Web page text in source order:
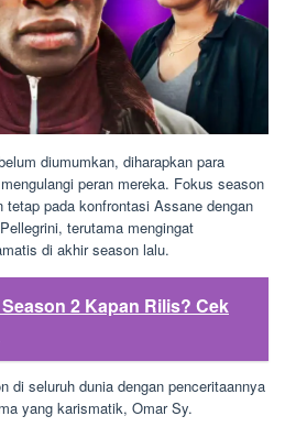
diumumkan, diharapkan para
peran mereka. Fokus season
tetap pada konfrontasi Assane dengan
terutama mengingat
di akhir season lalu.
2 Kapan Rilis? Cek
di seluruh dunia dengan penceritaannya
yang karismatik, Omar Sy.